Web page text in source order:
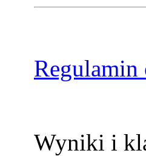
Wyniki i